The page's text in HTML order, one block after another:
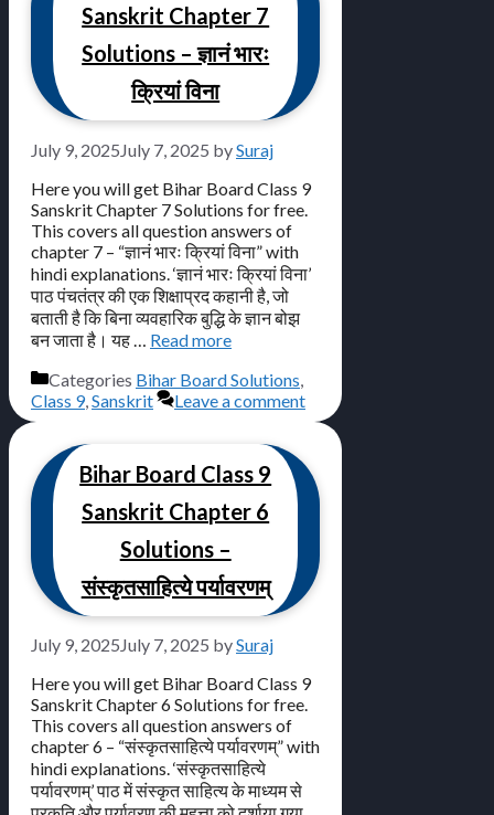
Sanskrit Chapter 7
Solutions – ज्ञानं भारः
क्रियां विना
July 9, 2025 July 7, 2025 bySuraj
Here you will get Bihar Board Class 9
Sanskrit Chapter 7 Solutions for free.
This covers all question answers of
chapter 7 – “ज्ञानं भारः क्रियां विना” with
hindi explanations. ‘ज्ञानं भारः क्रियां विना’
पाठ पंचतंत्र की एक शिक्षाप्रद कहानी है, जो
बताती है कि बिना व्यवहारिक बुद्धि के ज्ञान बोझ
बन जाता है। यह … Read more
Categories Bihar Board Solutions
Class 9, Sanskrit Leave a comment
Bihar Board Class 9
Sanskrit Chapter 6
Solutions –
संस्कृतसाहित्ये पर्यावरणम्
July 9, 2025July 7, 2025 bySuraj
Here you will get Bihar Board Class 9
Sanskrit Chapter 6 Solutions for free.
This covers all question answers of
chapter 6 – “संस्कृतसाहित्ये पर्यावरणम्” with
hindi explanations. ‘संस्कृतसाहित्ये
पर्यावरणम्’ पाठ में संस्कृत साहित्य के माध्यम से